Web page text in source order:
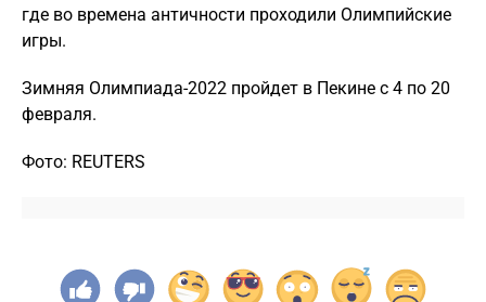
где во времена античности проходили Олимпийские
игры.
Зимняя Олимпиада-2022 пройдет в Пекине с 4 по 20
февраля.
Фото: REUTERS